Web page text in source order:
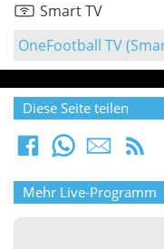
Smart TV
OneFootball TV
Diese Seite teilen
Mehr Live-Programm